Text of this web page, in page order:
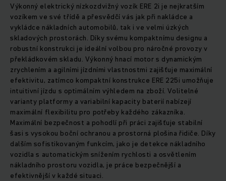
Výkonný elektrický nízkozdvižný vozík ERE 2i je nejkratším
vozíkem ve své třídě a přesvědčí vás jak při nakládce a
vykládce nákladních automobilů, tak i ve velmi úzkých
skladových prostorách. Díky svému kompaktnímu designu a
robustní konstrukci je ideální volbou pro náročné provozy v
překládkovém skladu. Výkonný hnací motor s dynamickým
zrychlením a agilními jízdními vlastnostmi zajišťuje maximální
efektivitu, zatímco kompaktní konstrukce ERE 225i umožňuje
intuitivní jízdu s optimálním výhledem na zboží. Volitelné
varianty platformy a variabilní kapacity baterií nabízejí
maximální flexibilitu pro potřeby každého zákazníka.
Maximální bezpečnost a pohodlí při práci zajišťuje stabilní
šasi s vysokou boční ochranou a prostorná plošina řidiče. Díky
dalším sofistikovaným funkcím, jako je detekce nákladního
vozidla s automatickým snížením rychlosti a osvětlením
nákladního prostoru vozidla, je práce bezpečnější a
efektivnější v každé situaci.